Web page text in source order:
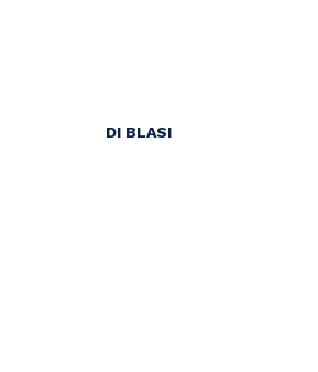
DI BLASI